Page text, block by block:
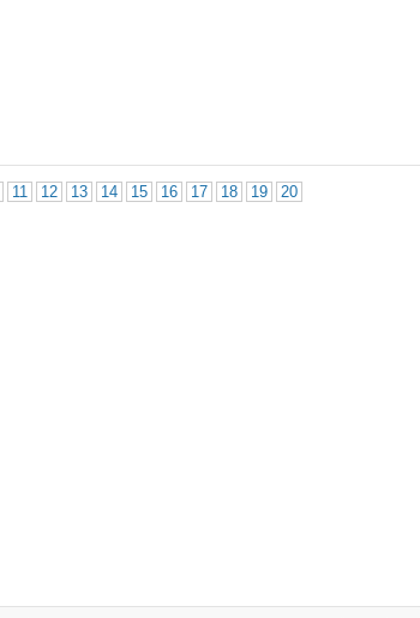
11 12 13 14 15 16 17 18 19 20